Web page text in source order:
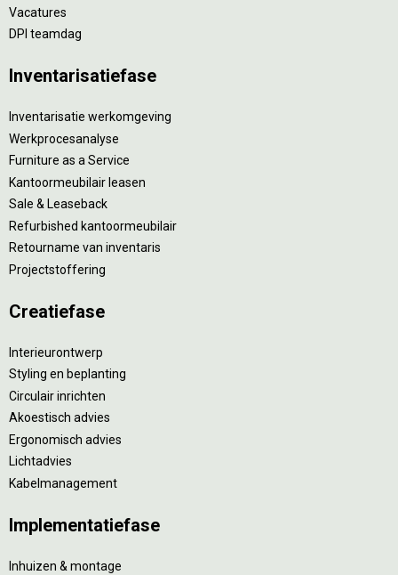
Vacatures
DPI teamdag
Inventarisatiefase
Inventarisatie werkomgeving
Werkprocesanalyse
Furniture as a Service
Kantoormeubilair leasen
Sale & Leaseback
Refurbished kantoormeubilair
Retourname van inventaris
Projectstoffering
Creatiefase
Interieurontwerp
Styling en beplanting
Circulair inrichten
Akoestisch advies
Ergonomisch advies
Lichtadvies
Kabelmanagement
Implementatiefase
Inhuizen & montage